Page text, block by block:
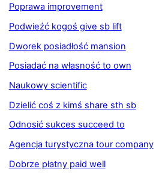
Poprawa improvement
Podwieźć kogoś give sb lift
Dworek posiadłość mansion
Posiadać na własność to own
Naukowy scientific
Dzielić coś z kimś share sth sb
Odnosić sukces succeed to
Agencja turystyczna tour company
Dobrze płatny paid well